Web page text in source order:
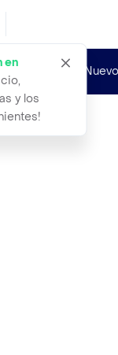
en
y los